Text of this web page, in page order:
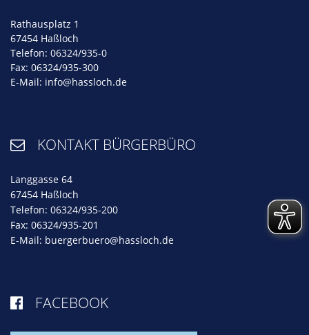
Rathausplatz 1
67454 Haßloch
Telefon: 06324/935-0
Fax: 06324/935-300
E-Mail: info@hassloch.de
 KONTAKT BÜRGERBÜRO
Langgasse 64
67454 Haßloch
Telefon: 06324/935-200
Fax: 06324/935-201
E-Mail: buergerbuero@hassloch.de
 FACEBOOK